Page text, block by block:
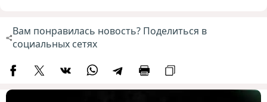
Вам понравилась новость? Поделиться в
социальных сетях